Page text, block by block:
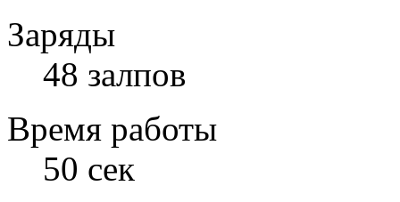
Заряды
48 залпов
Время работы
50 сек